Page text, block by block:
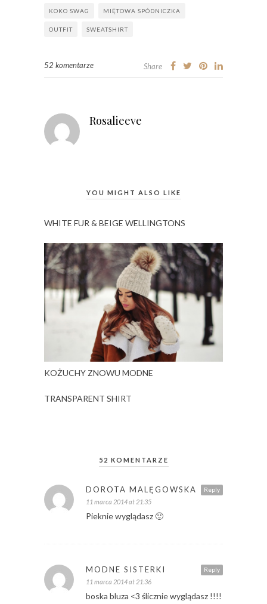
KOKO SWAG MIĘTOWA SPÓDNICZKA
OUTFIT SWEATSHIRT
52 komentarze Share
Rosalieeve
YOU MIGHT ALSO LIKE
WHITE FUR & BEIGE WELLINGTONS
KOŻUCHY ZNOWU MODNE
TRANSPARENT SHIRT
52 KOMENTARZE
Reply
DOROTA MALĘGOWSKA
11 marca 2014 at 21:35
Pieknie wyglądasz 🙂
Reply
MODNE SISTERKI
11 marca 2014 at 21:36
boska bluza <3 ślicznie wyglądasz !!!!